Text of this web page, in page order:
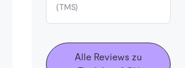
(TMS)
Alle Reviews zu